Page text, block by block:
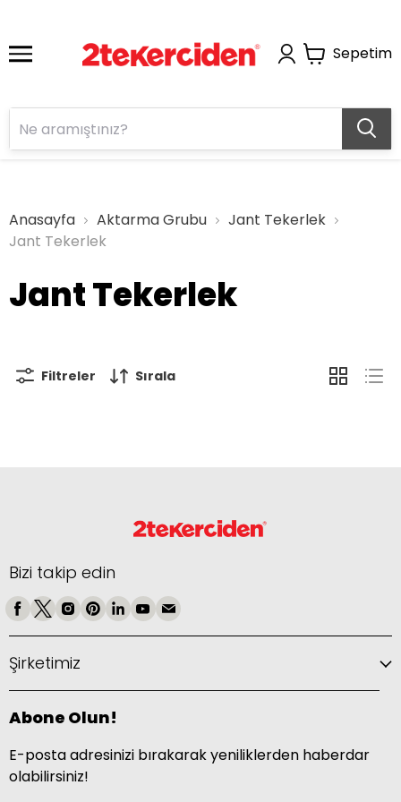
Sepetim
Anasayfa Aktarma Grubu
Jant Tekerlek
Jant Tekerlek
Jant Tekerlek
Filtreler Sırala
Bizi takip edin
Şirketimiz
Abone Olun!
E-posta adresinizi bırakarak yeniliklerden haberdar
olabilirsiniz!